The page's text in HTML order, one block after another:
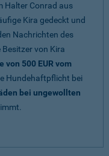
Halter Conrad aus
Kira gedeckt und
Nachrichten des
von Kira
von 500 EUR vom
Hundehaftpflicht bei
bei ungewollten